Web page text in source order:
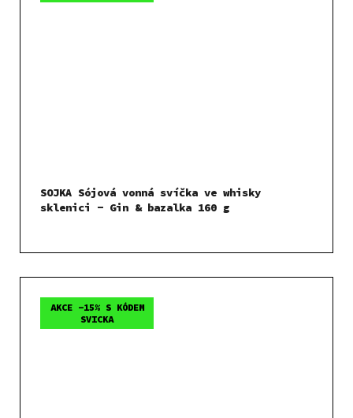
SOJKA Sójová vonná svíčka ve whisky
sklenici - Gin & bazalka 160 g
AKCE -15% S KÓDEM
SVICKA